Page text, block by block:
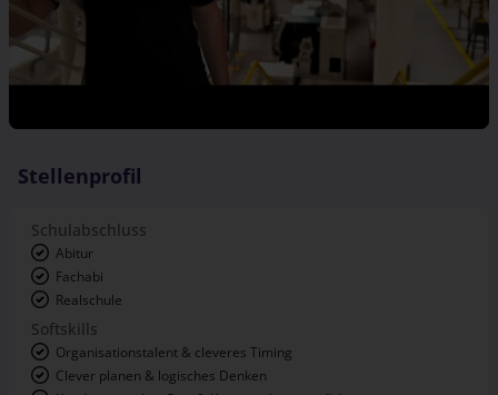
Schulabschluss
Abitur
Realschule
Softskills
Kundenversteher-Sinn & Kommunikationsstärke
Team-Spirit & Zusammenhalt
Lösungstalent & Offenheit für Feedback